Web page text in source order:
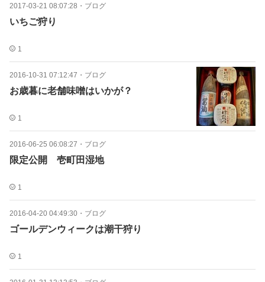
2017-03-21 08:07:28 ・ ブログ
いちご狩り
1
2016-10-31 07:12:47 ・ ブログ
お歳暮に老舗味噌はいかが？
1
2016-06-25 06:08:27 ・ ブログ
限定公開 壱町田湿地
1
2016-04-20 04:49:30 ・ ブログ
ゴールデンウィークは潮干狩り
1